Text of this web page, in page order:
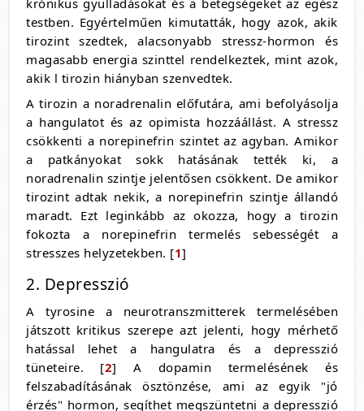
krónikus gyulladásokat és a betegségeket az egész
testben. Egyértelműen kimutatták, hogy azok, akik
tirozint szedtek, alacsonyabb stressz-hormon és
magasabb energia szinttel rendelkeztek, mint azok,
akik l tirozin hiányban szenvedtek.
A tirozin a noradrenalin előfutára, ami befolyásolja
a hangulatot és az opimista hozzáállást. A stressz
csökkenti a norepinefrin szintet az agyban. Amikor
a patkányokat sokk hatásának tették ki, a
noradrenalin szintje jelentősen csökkent. De amikor
tirozint adtak nekik, a norepinefrin szintje állandó
maradt. Ezt leginkább az okozza, hogy a tirozin
fokozta a norepinefrin termelés sebességét a
stresszes helyzetekben. [1]
2. Depresszió
A tyrosine a neurotranszmitterek termelésében
játszott kritikus szerepe azt jelenti, hogy mérhető
hatással lehet a hangulatra és a depresszió
tüneteire. [2] A dopamin termelésének és
felszabadításának ösztönzése, ami az egyik "jó
érzés" hormon, segíthet megszüntetni a depresszió